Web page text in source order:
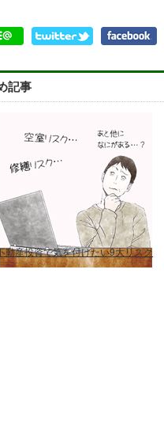
記事
動産投資で気を付けたい9大リスク